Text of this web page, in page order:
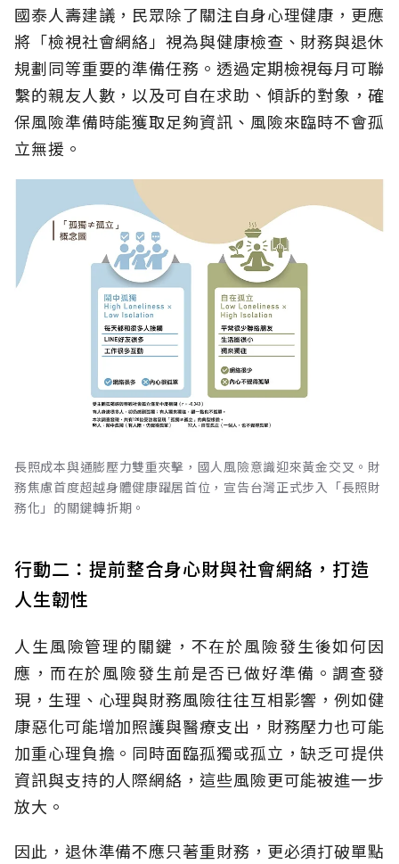
國泰人壽建議，民眾除了關注自身心理健康，更應
將「檢視社會網絡」視為與健康檢查、財務與退休
規劃同等重要的準備任務。透過定期檢視每月可聯
繫的親友人數，以及可自在求助、傾訴的對象，確
保風險準備時能獲取足夠資訊、風險來臨時不會孤
立無援。
長照成本與通膨壓力雙重夾擊，國人風險意識迎來黃金交叉。財
務焦慮首度超越身體健康躍居首位，宣告台灣正式步入「長照財
務化」的關鍵轉折期。
行動二：提前整合身心財與社會網絡，打造
人生韌性
人生風險管理的關鍵，不在於風險發生後如何因
應，而在於風險發生前是否已做好準備。調查發
現，生理、心理與財務風險往往互相影響，例如健
康惡化可能增加照護與醫療支出，財務壓力也可能
加重心理負擔。同時面臨孤獨或孤立，缺乏可提供
資訊與支持的人際網絡，這些風險更可能被進一步
放大。
因此，退休準備不應只著重財務，更必須打破單點